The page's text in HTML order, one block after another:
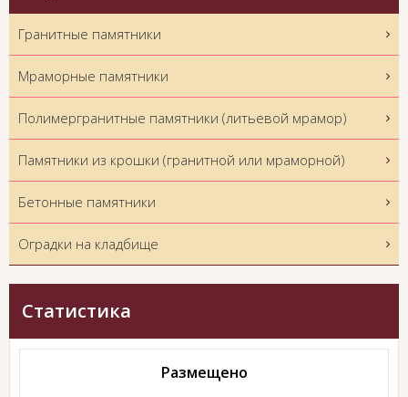
Гранитные памятники
Мраморные памятники
Полимергранитные памятники (литьевой мрамор)
Памятники из крошки (гранитной или мраморной)
Бетонные памятники
Оградки на кладбище
Статистика
Размещено